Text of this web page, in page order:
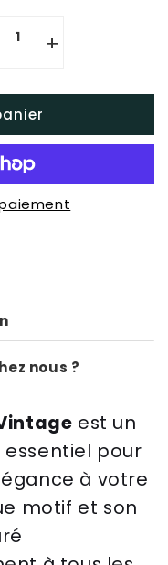
+
nous ?
est un
pour
à votre
motif et son